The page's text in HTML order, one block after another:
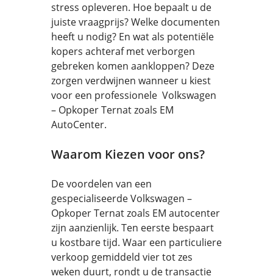
stress opleveren. Hoe bepaalt u de
juiste vraagprijs? Welke documenten
heeft u nodig? En wat als potentiële
kopers achteraf met verborgen
gebreken komen aankloppen? Deze
zorgen verdwijnen wanneer u kiest
voor een professionele Volkswagen
– Opkoper Ternat zoals EM
AutoCenter.
Waarom Kiezen voor ons?
De voordelen van een
gespecialiseerde Volkswagen –
Opkoper Ternat zoals EM autocenter
zijn aanzienlijk. Ten eerste bespaart
u kostbare tijd. Waar een particuliere
verkoop gemiddeld vier tot zes
weken duurt, rondt u de transactie